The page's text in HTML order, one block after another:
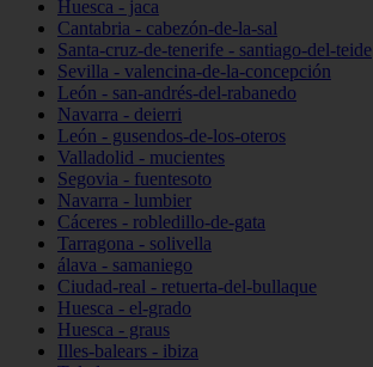
Huesca - jaca
Cantabria - cabezón-de-la-sal
Santa-cruz-de-tenerife - santiago-del-teide
Sevilla - valencina-de-la-concepción
León - san-andrés-del-rabanedo
Navarra - deierri
León - gusendos-de-los-oteros
Valladolid - mucientes
Segovia - fuentesoto
Navarra - lumbier
Cáceres - robledillo-de-gata
Tarragona - solivella
álava - samaniego
Ciudad-real - retuerta-del-bullaque
Huesca - el-grado
Huesca - graus
Illes-balears - ibiza